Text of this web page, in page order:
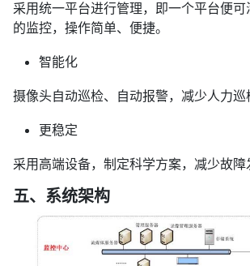
采用统一平台进行管理，即一个平台便
的监控，操作简单、便捷。
智能化
摄像头自动巡检、自动报警，减少人力巡
更稳定
采用高端设备，制定科学方案，减少故障
五、系统架构